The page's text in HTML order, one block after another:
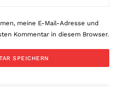
meine E-Mail-Adresse und
Kommentar in diesem Browser.